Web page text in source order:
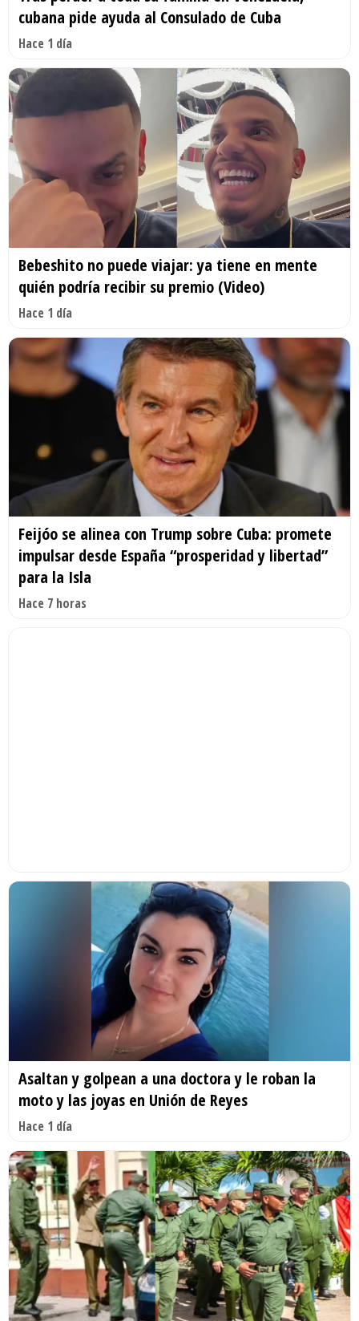
cubana pide ayuda al Consulado de Cuba
Hace 1 día
Bebeshito no puede viajar: ya tiene en mente
quién podría recibir su premio (Video)
Hace 1 día
Feijóo se alinea con Trump sobre Cuba: promete
impulsar desde España “prosperidad y libertad”
para la Isla
Hace 7 horas
Asaltan y golpean a una doctora y le roban la
moto y las joyas en Unión de Reyes
Hace 1 día